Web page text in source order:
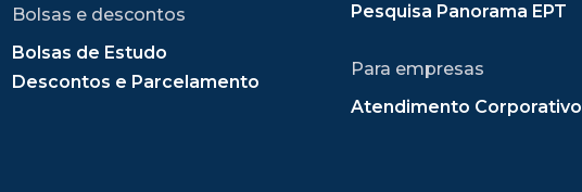
Bolsas e descontos
Bolsas de Estudo
Descontos e Parcelamento
Pesquisa Panorama EPT
Para empresas
Atendimento Corporativo